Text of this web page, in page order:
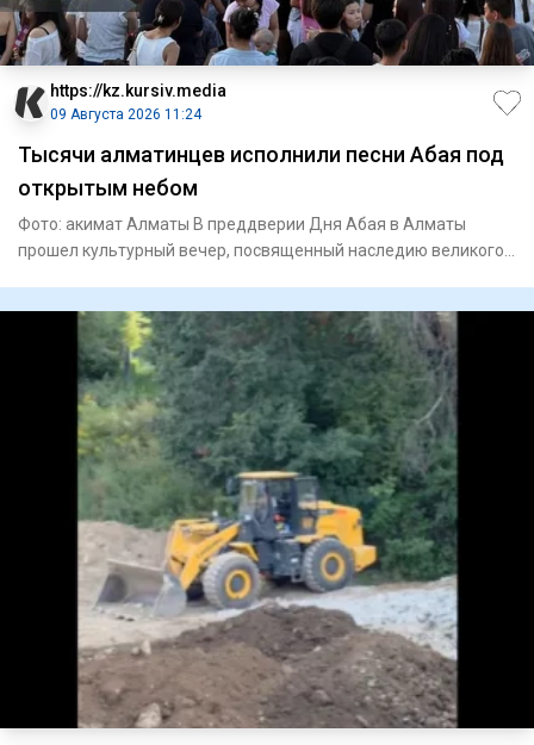
https://kz.kursiv.media
09 Августа 2026 11:24
Тысячи алматинцев исполнили песни Абая под
открытым небом
Фото: акимат Алматы В преддверии Дня Абая в Алматы
прошел культурный вечер, посвященный наследию великого